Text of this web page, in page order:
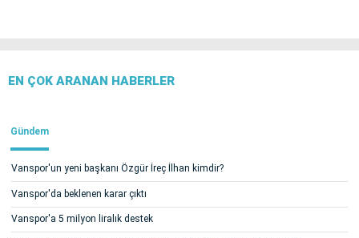
EN ÇOK ARANAN HABERLER
Gündem
Vanspor'un yeni başkanı Özgür İreç İlhan kimdir?
Vanspor'da beklenen karar çıktı
Vanspor'a 5 milyon liralık destek